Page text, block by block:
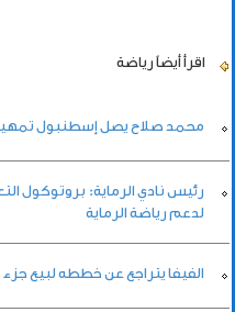
اقرأ أيضاً رياضة
محمد صلاح يصل إسطنبول
رئيس نادي الرماية: بروتوكول
لدعم رياضة الرماية
الفيفا يتراجع عن خططه لبيع